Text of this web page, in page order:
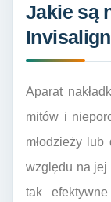
Jakie są
Invisalign
Aparat
mitów i
młodzieży
względu na jej
tak